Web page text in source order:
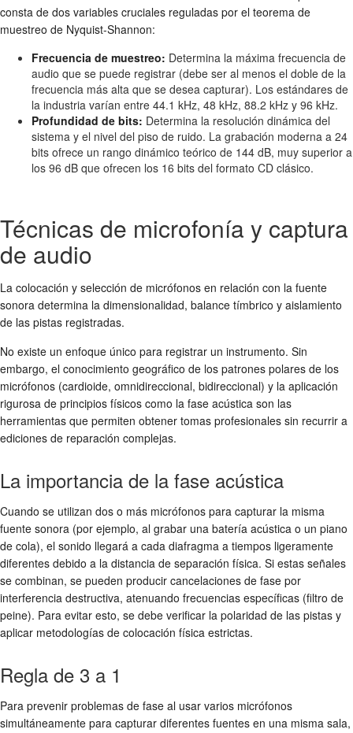
consta de dos variables cruciales reguladas por el teorema de
muestreo de Nyquist-Shannon:
Frecuencia de muestreo: Determina la máxima frecuencia de
audio que se puede registrar (debe ser al menos el doble de la
frecuencia más alta que se desea capturar). Los estándares de
la industria varían entre 44.1 kHz, 48 kHz, 88.2 kHz y 96 kHz.
Profundidad de bits: Determina la resolución dinámica del
sistema y el nivel del piso de ruido. La grabación moderna a 24
bits ofrece un rango dinámico teórico de 144 dB, muy superior a
los 96 dB que ofrecen los 16 bits del formato CD clásico.
Técnicas de microfonía y captura
de audio
La colocación y selección de micrófonos en relación con la fuente
sonora determina la dimensionalidad, balance tímbrico y aislamiento
de las pistas registradas.
No existe un enfoque único para registrar un instrumento. Sin
embargo, el conocimiento geográfico de los patrones polares de los
micrófonos (cardioide, omnidireccional, bidireccional) y la aplicación
rigurosa de principios físicos como la fase acústica son las
herramientas que permiten obtener tomas profesionales sin recurrir a
ediciones de reparación complejas.
La importancia de la fase acústica
Cuando se utilizan dos o más micrófonos para capturar la misma
fuente sonora (por ejemplo, al grabar una batería acústica o un piano
de cola), el sonido llegará a cada diafragma a tiempos ligeramente
diferentes debido a la distancia de separación física. Si estas señales
se combinan, se pueden producir cancelaciones de fase por
interferencia destructiva, atenuando frecuencias específicas (filtro de
peine). Para evitar esto, se debe verificar la polaridad de las pistas y
aplicar metodologías de colocación física estrictas.
Regla de 3 a 1
Para prevenir problemas de fase al usar varios micrófonos
simultáneamente para capturar diferentes fuentes en una misma sala,